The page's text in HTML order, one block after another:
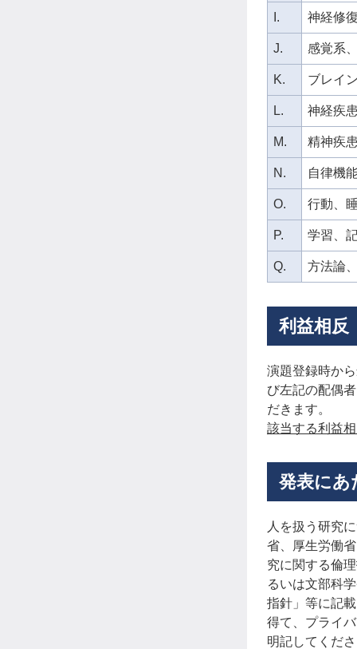
I. 神経修
J. 感覚系
K. ブレイ
L. 神経疾
M. 精神疾
N. 自律機
O. 行動、
P. 学習、
Q. 方法論
利益相反
演題登録時か
び左記の配偶
だきます。
該当する利益
発表にあ
人を扱う研究
省、厚生労働
究に関する倫
るいは文部科
指針」等に記
得て、プライ
明記してくだ